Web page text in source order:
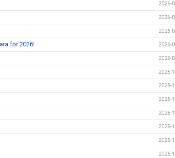
2026-
2026-
2026-
för 2026! 2026-
2026-
2025-
2025-
2025-
2025-
2025-
2025-
2025-